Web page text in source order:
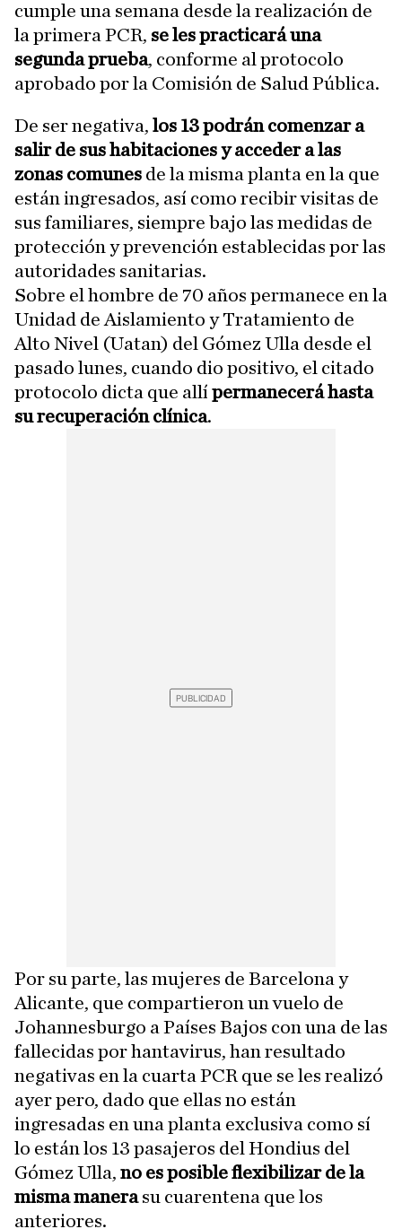
cumple una semana desde la realización de
la primera PCR, se les practicará una
segunda prueba, conforme al protocolo
aprobado por la Comisión de Salud Pública.
De ser negativa, los 13 podrán comenzar a
salir de sus habitaciones y acceder a las
zonas comunes de la misma planta en la que
están ingresados, así como recibir visitas de
sus familiares, siempre bajo las medidas de
protección y prevención establecidas por las
autoridades sanitarias.
Sobre el hombre de 70 años permanece en la
Unidad de Aislamiento y Tratamiento de
Alto Nivel (Uatan) del Gómez Ulla desde el
pasado lunes, cuando dio positivo, el citado
protocolo dicta que allí permanecerá hasta
su recuperación clínica.
Por su parte, las mujeres de Barcelona y
Alicante, que compartieron un vuelo de
Johannesburgo a Países Bajos con una de las
fallecidas por hantavirus, han resultado
negativas en la cuarta PCR que se les realizó
ayer pero, dado que ellas no están
ingresadas en una planta exclusiva como sí
lo están los 13 pasajeros del Hondius del
Gómez Ulla, no es posible flexibilizar de la
misma manerasu cuarentena que los
anteriores.